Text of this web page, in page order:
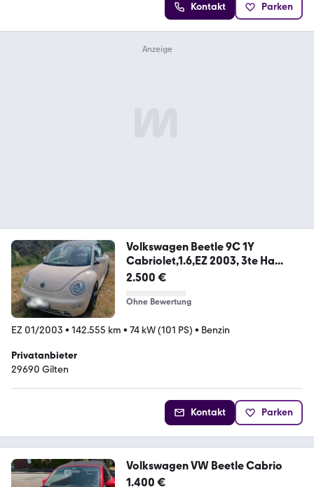
Kontakt Parken
Volkswagen Beetle 9C 1Y
Cabriolet,1.6,EZ 2003, 3te Ha...
2.500 €
Ohne Bewertung
EZ 01/2003 • 142.555 km • 74 kW (101 PS) • Benzin
Privatanbieter
29690 Gilten
Kontakt Parken
Volkswagen VW Beetle Cabrio
1.400 €